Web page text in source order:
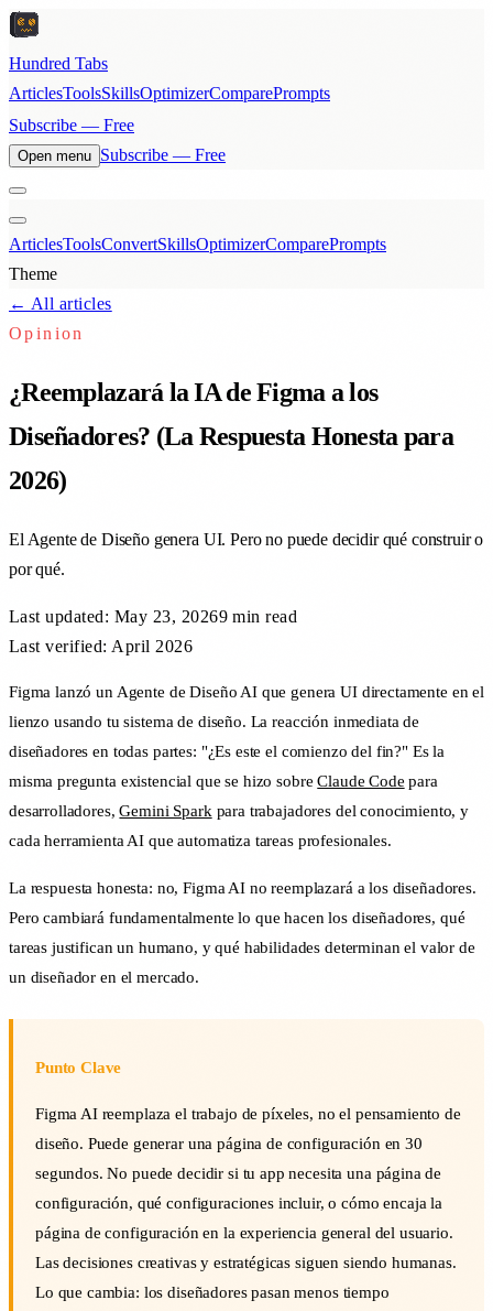
Hundred Tabs
ArticlesToolsSkillsOptimizerComparePrompts
Subscribe — Free
Open menu Subscribe — Free
ArticlesToolsConvertSkillsOptimizerComparePrompts
Theme
← All articles
Opinion
¿Reemplazará la IA de Figma a los
Diseñadores? (La Respuesta Honesta para
2026)
El Agente de Diseño genera UI. Pero no puede decidir qué construir o
por qué.
Last updated: May 23, 20269 min read
Last verified: April 2026
Figma lanzó un Agente de Diseño AI que genera UI directamente en el
lienzo usando tu sistema de diseño. La reacción inmediata de
diseñadores en todas partes: "¿Es este el comienzo del fin?" Es la
misma pregunta existencial que se hizo sobreClaude Code para
desarrolladores,Gemini Spark para trabajadores del conocimiento, y
cada herramienta AI que automatiza tareas profesionales.
La respuesta honesta: no, Figma AI no reemplazará a los diseñadores.
Pero cambiará fundamentalmente lo que hacen los diseñadores, qué
tareas justifican un humano, y qué habilidades determinan el valor de
un diseñador en el mercado.
Punto Clave
Figma AI reemplaza el trabajo de píxeles, no el pensamiento de
diseño. Puede generar una página de configuración en 30
segundos. No puede decidir si tu app necesita una página de
configuración, qué configuraciones incluir, o cómo encaja la
página de configuración en la experiencia general del usuario.
Las decisiones creativas y estratégicas siguen siendo humanas.
Lo que cambia: los diseñadores pasan menos tiempo